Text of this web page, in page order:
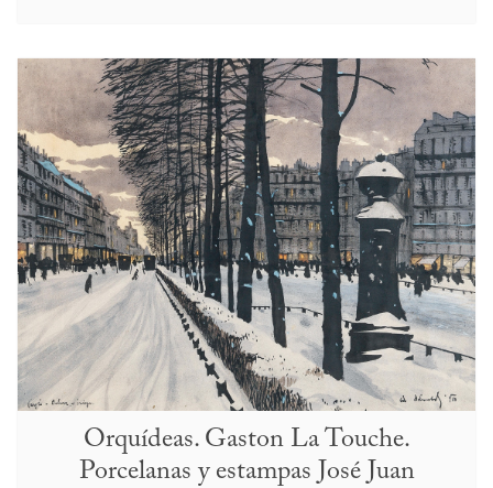
Orquídeas. Gaston La Touche.
Porcelanas y estampas José Juan